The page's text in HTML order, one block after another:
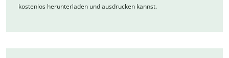
kostenlos herunterladen und ausdrucken kannst.